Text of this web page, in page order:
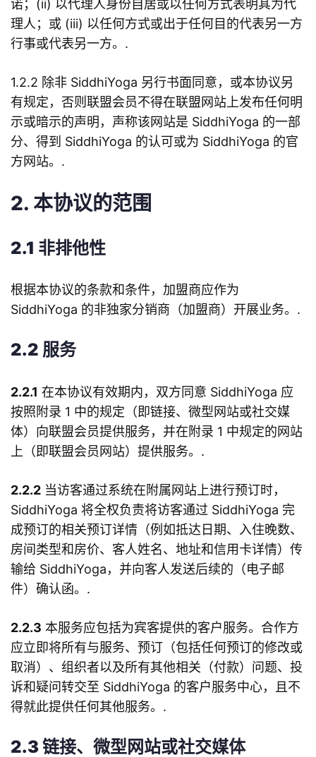
诺；(ii) 以代理人身份自居或以任何方式表明其为代
理人；或 (iii) 以任何方式或出于任何目的代表另一方
行事或代表另一方。.
1.2.2 除非 SiddhiYoga 另行书面同意，或本协议另
有规定，否则联盟会员不得在联盟网站上发布任何明
示或暗示的声明，声称该网站是 SiddhiYoga 的一部
分、得到 SiddhiYoga 的认可或为 SiddhiYoga 的官
方网站。.
2. 本协议的范围
2.1 非排他性
根据本协议的条款和条件，加盟商应作为
SiddhiYoga 的非独家分销商（加盟商）开展业务。.
2.2 服务
2.2.1 在本协议有效期内，双方同意 SiddhiYoga 应
按照附录 1 中的规定（即链接、微型网站或社交媒
体）向联盟会员提供服务，并在附录 1 中规定的网站
上（即联盟会员网站）提供服务。.
2.2.2 当访客通过系统在附属网站上进行预订时，
SiddhiYoga 将全权负责将访客通过 SiddhiYoga 完
成预订的相关预订详情（例如抵达日期、入住晚数、
房间类型和房价、客人姓名、地址和信用卡详情）传
输给 SiddhiYoga，并向客人发送后续的（电子邮
件）确认函。.
2.2.3 本服务应包括为宾客提供的客户服务。合作方
应立即将所有与服务、预订（包括任何预订的修改或
取消）、组织者以及所有其他相关（付款）问题、投
诉和疑问转交至 SiddhiYoga 的客户服务中心，且不
得就此提供任何其他服务。.
2.3 链接、微型网站或社交媒体